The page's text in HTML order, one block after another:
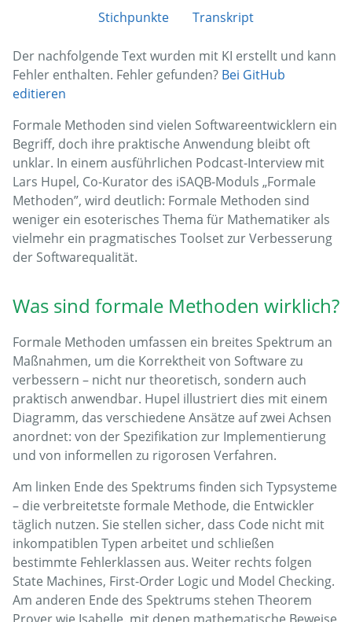
Stichpunkte
Transkript
Der nachfolgende Text wurden mit KI erstellt und kann
Fehler enthalten. Fehler gefunden? Bei GitHub
editieren
Formale Methoden sind vielen Softwareentwicklern ein
Begriff, doch ihre praktische Anwendung bleibt oft
unklar. In einem ausführlichen Podcast-Interview mit
Lars Hupel, Co-Kurator des iSAQB-Moduls „Formale
Methoden”, wird deutlich: Formale Methoden sind
weniger ein esoterisches Thema für Mathematiker als
vielmehr ein pragmatisches Toolset zur Verbesserung
der Softwarequalität.
Was sind formale Methoden wirklich?
Formale Methoden umfassen ein breites Spektrum an
Maßnahmen, um die Korrektheit von Software zu
verbessern – nicht nur theoretisch, sondern auch
praktisch anwendbar. Hupel illustriert dies mit einem
Diagramm, das verschiedene Ansätze auf zwei Achsen
anordnet: von der Spezifikation zur Implementierung
und von informellen zu rigorosen Verfahren.
Am linken Ende des Spektrums finden sich Typsysteme
– die verbreitetste formale Methode, die Entwickler
täglich nutzen. Sie stellen sicher, dass Code nicht mit
inkompatiblen Typen arbeitet und schließen
bestimmte Fehlerklassen aus. Weiter rechts folgen
State Machines, First-Order Logic und Model Checking.
Am anderen Ende des Spektrums stehen Theorem